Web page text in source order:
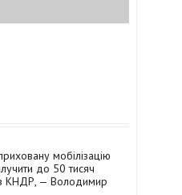
мобілізацію
до 50 тисяч
КНДР, — Володимир